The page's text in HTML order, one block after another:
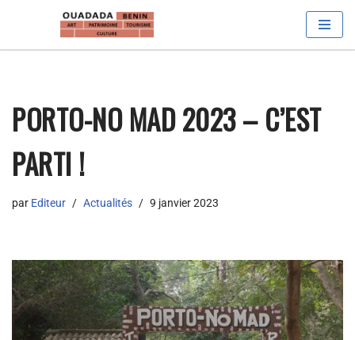
PORTO-NO MAD 2023 – C’EST
PARTI !
par Editeur Actualités 9 janvier 2023